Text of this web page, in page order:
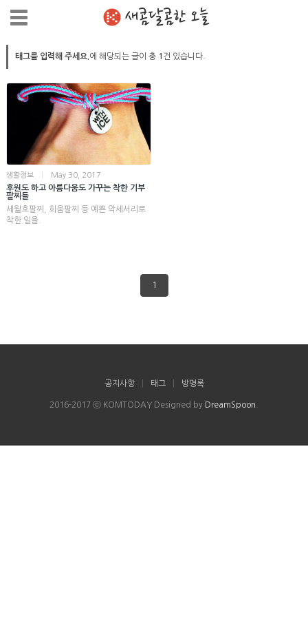
새콤달콤한 오늘
태그를 입력해 주세요. 에 해당되는 글이 총 1 건 있습니다.
생활정보 May 30, 2017
후원도 하고 아름다움도 가꾸는 착한 기부
팔찌들
세월호팔찌, 희움팔찌 등 예쁜 악세서리로
착한 일을.
1
공지사항 태그 방명록
2016-2017 ⓒ KOMTODAY Designed by DreamSpoon